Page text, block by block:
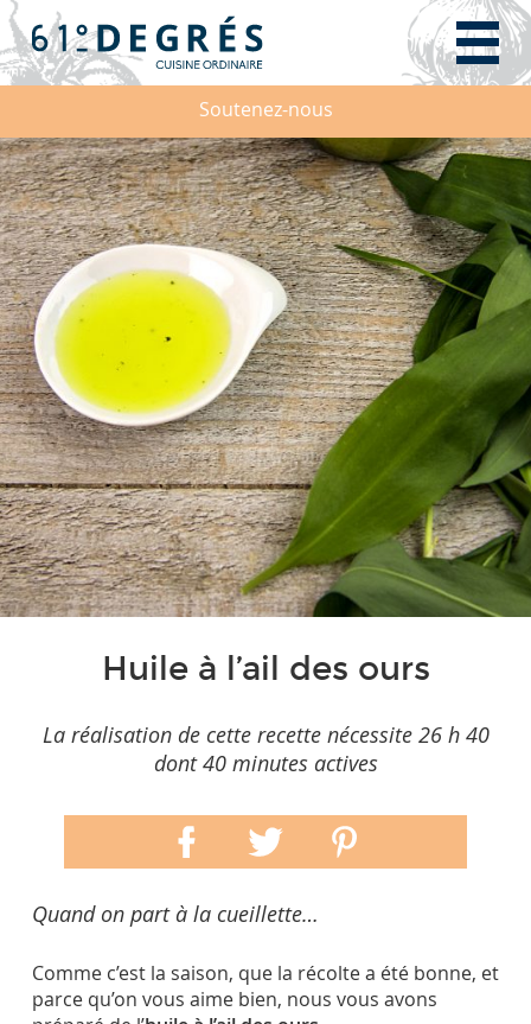
Soutenez-nous
Huile à l’ail des ours
La réalisation de cette recette nécessite 26 h 40
dont 40 minutes actives
Quand on part à la cueillette…
Comme c’est la saison, que la récolte a été bonne, et
parce qu’on vous aime bien, nous vous avons